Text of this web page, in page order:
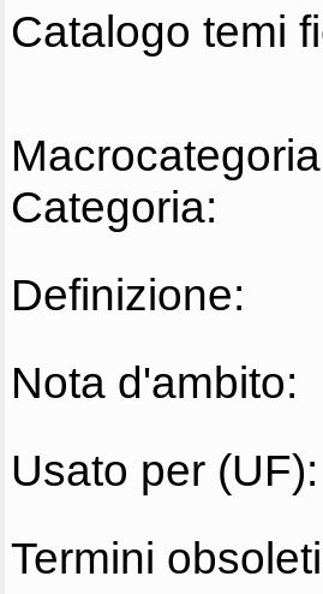
Catalogo temi
Categoria:
Definizione:
Nota d'ambito:
Usato per (UF):
Termini